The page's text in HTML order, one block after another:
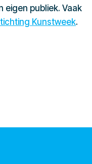
eigen publiek. Vaak
Kunstweek.